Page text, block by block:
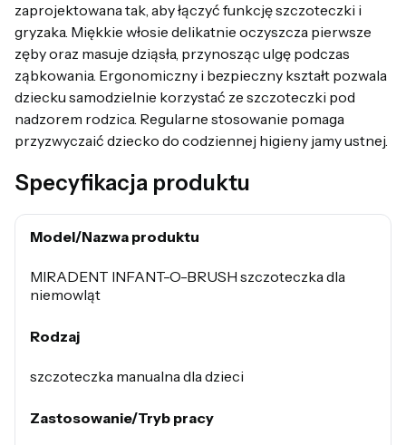
zaprojektowana tak, aby łączyć funkcję szczoteczki i
gryzaka. Miękkie włosie delikatnie oczyszcza pierwsze
zęby oraz masuje dziąsła, przynosząc ulgę podczas
ząbkowania. Ergonomiczny i bezpieczny kształt pozwala
dziecku samodzielnie korzystać ze szczoteczki pod
nadzorem rodzica. Regularne stosowanie pomaga
przyzwyczaić dziecko do codziennej higieny jamy ustnej.
Specyfikacja produktu
Model/Nazwa produktu
MIRADENT INFANT-O-BRUSH szczoteczka dla
niemowląt
Rodzaj
szczoteczka manualna dla dzieci
Zastosowanie/Tryb pracy